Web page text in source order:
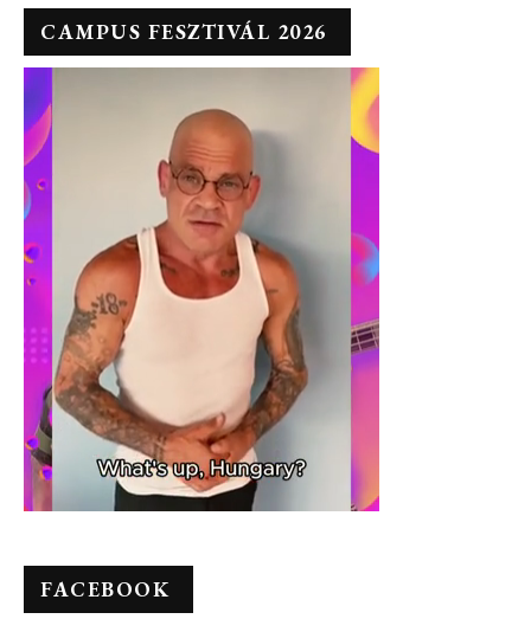
CAMPUS FESZTIVÁL 2026
FACEBOOK